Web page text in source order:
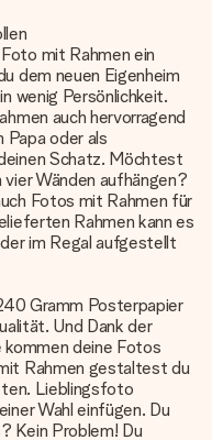
mit Rahmen ein
dem neuen Eigenheim
wenig Persönlichkeit.
auch hervorragend
oder als
Schatz. Möchtest
Wänden aufhängen?
Fotos mit Rahmen für
Rahmen kann es
im Regal aufgestellt
Gramm Posterpapier
Und Dank der
kommen deine Fotos
Rahmen gestaltest du
Lieblingsfoto
Wahl einfügen. Du
Kein Problem! Du